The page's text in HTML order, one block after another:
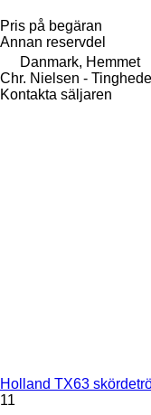
Pris på begäran
Annan reservdel
Danmark, Hemmet
Chr. Nielsen -
Kontakta säljaren
Holland TX63
11